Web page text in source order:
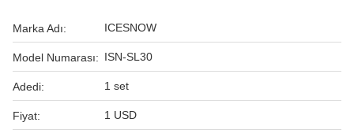
Marka Adı: ICESNOW
Model Numarası: ISN-SL30
Adedi: 1 set
Fiyat: 1 USD